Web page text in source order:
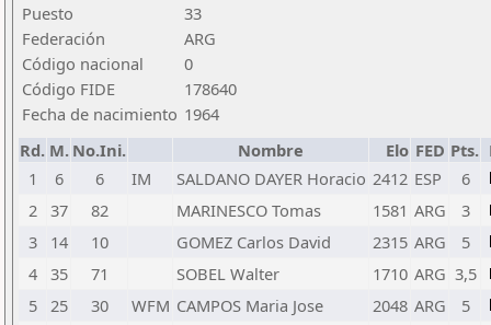
Puesto
33
Federación
ARG
Código nacional
0
Código FIDE
178640
Fecha de nacimiento 1964
Rd. M. No.Ini. Nombre Elo FED Pts.
1
6 6 IM SALDANO DAYER Horacio 2412 ESP
6
2 37 82 MARINESCO Tomas 1581 ARG
3
3
14 10 GOMEZ Carlos David 2315 ARG
5
4 35 71 SOBEL Walter 1710 ARG 3,5
5 25 30 WFM CAMPOS Maria Jose 2048 ARG
5